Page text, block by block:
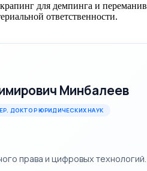
для демпинга и
ответственности.
Минбалеев
ДОКТОР ЮРИДИЧЕСКИХ НАУК
права и цифровых